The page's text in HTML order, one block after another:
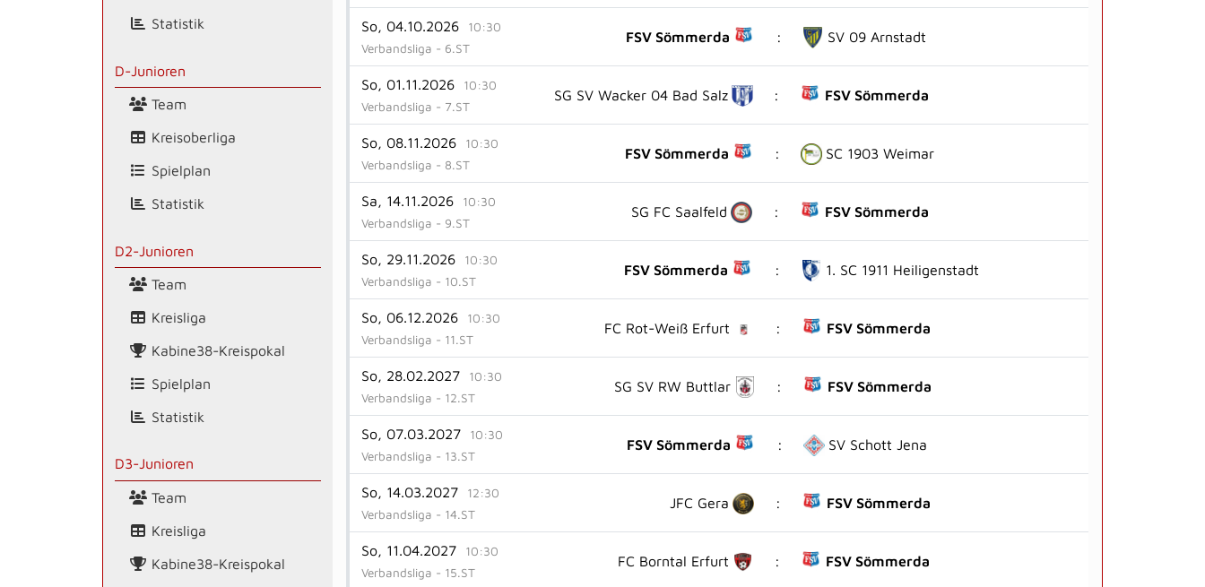
Statistik
D-Junioren
Team
Kreisoberliga
Spielplan
Statistik
D2-Junioren
Team
Kreisliga
Kabine38-Kreispokal
Spielplan
Statistik
D3-Junioren
Team
Kreisliga
Kabine38-Kreispokal
So, 04.10.2026
10:30
Verbandsliga - 6.ST
FSV Sömmerda : SV 09 Arnstadt
So, 01.11.2026
10:30
Verbandsliga - 7.ST
SG SV Wacker 04 Bad Salz : FSV Sömmerda
So, 08.11.2026
10:30
Verbandsliga - 8.ST
FSV Sömmerda : SC 1903 Weimar
Sa, 14.11.2026
10:30
Verbandsliga - 9.ST
SG FC Saalfeld : FSV Sömmerda
So, 29.11.2026
10:30
Verbandsliga - 10.ST
FSV Sömmerda : 1. SC 1911 Heiligenstadt
So, 06.12.2026
10:30
Verbandsliga - 11.ST
FC Rot-Weiß Erfurt : FSV Sömmerda
So, 28.02.2027
10:30
Verbandsliga - 12.ST
SG SV RW Buttlar : FSV Sömmerda
So, 07.03.2027
10:30
Verbandsliga - 13.ST
FSV Sömmerda : SV Schott Jena
So, 14.03.2027
12:30
Verbandsliga - 14.ST
JFC Gera : FSV Sömmerda
So, 11.04.2027
10:30
Verbandsliga - 15.ST
FC Borntal Erfurt : FSV Sömmerda